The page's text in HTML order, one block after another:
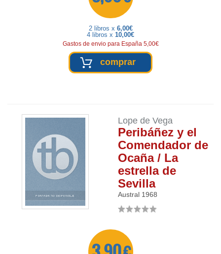
2 libros x 6,00€
4 libros x 10,00€
Gastos de envio para España 5,00€
comprar
Lope de Vega
Peribáñez y el
Comendador de
Ocaña / La
estrella de
Sevilla
Austral 1968